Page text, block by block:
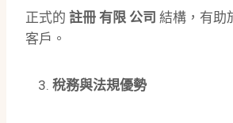
正式的 註冊 有限 公司 結構，有助
客戶。
稅務與法規優勢